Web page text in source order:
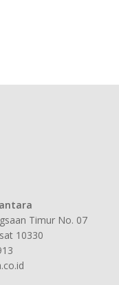
Timur No. 07
10330